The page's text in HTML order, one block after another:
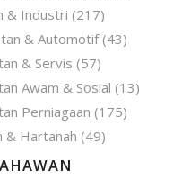
& Industri (217)
& Automotif(43)
& Servis (57)
Awam & Sosial (13)
Perniagaan (175)
& Hartanah (49)